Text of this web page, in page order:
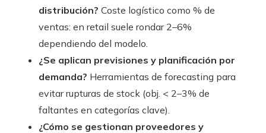
distribución? Coste logístico como % de
ventas: en retail suele rondar 2–6%
dependiendo del modelo.
¿Se aplican previsiones y planificación por
demanda? Herramientas de forecasting para
evitar rupturas de stock (obj. < 2–3% de
faltantes en categorías clave).
¿Cómo se gestionan proveedores y